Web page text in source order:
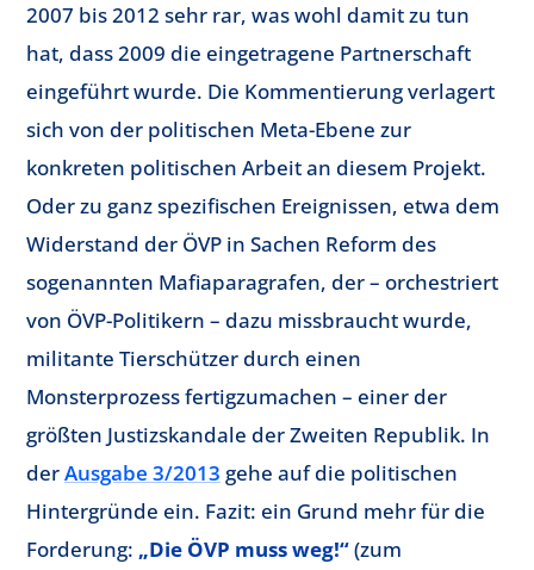
2007 bis 2012 sehr rar, was wohl damit zu tun
hat, dass 2009 die eingetragene Partnerschaft
eingeführt wurde. Die Kommentierung verlagert
sich von der politischen Meta-Ebene zur
konkreten politischen Arbeit an diesem Projekt.
Oder zu ganz spezifischen Ereignissen, etwa dem
Widerstand der ÖVP in Sachen Reform des
sogenannten Mafiaparagrafen, der – orchestriert
von ÖVP-Politikern – dazu missbraucht wurde,
militante Tierschützer durch einen
Monsterprozess fertigzumachen – einer der
größten Justizskandale der Zweiten Republik. In
derAusgabe 3/2013 gehe auf die politischen
Hintergründe ein. Fazit: ein Grund mehr für die
Forderung: „Die ÖVP muss weg!“(zum